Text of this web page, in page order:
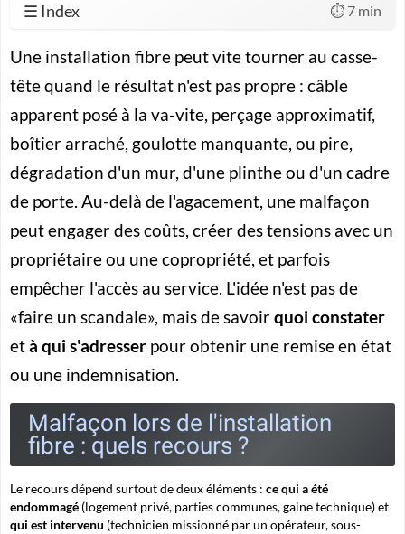
☰ Index ⏱️ 7 min
Une installation fibre peut vite tourner au casse-
tête quand le résultat n'est pas propre : câble
apparent posé à la va-vite, perçage approximatif,
boîtier arraché, goulotte manquante, ou pire,
dégradation d'un mur, d'une plinthe ou d'un cadre
de porte. Au-delà de l'agacement, une malfaçon
peut engager des coûts, créer des tensions avec un
propriétaire ou une copropriété, et parfois
empêcher l'accès au service. L'idée n'est pas de
«faire un scandale», mais de savoirquoi constater
età qui s'adresser pour obtenir une remise en état
ou une indemnisation.
Malfaçon lors de l'installation
fibre : quels recours ?
Le recours dépend surtout de deux éléments : ce qui a été
endommagé (logement privé, parties communes, gaine technique) et
qui est intervenu (technicien missionné par un opérateur, sous-